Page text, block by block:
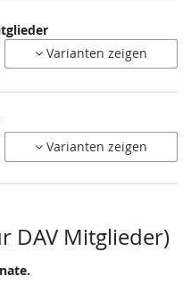
Varianten zeigen
Varianten zeigen
DAV Mitglieder)